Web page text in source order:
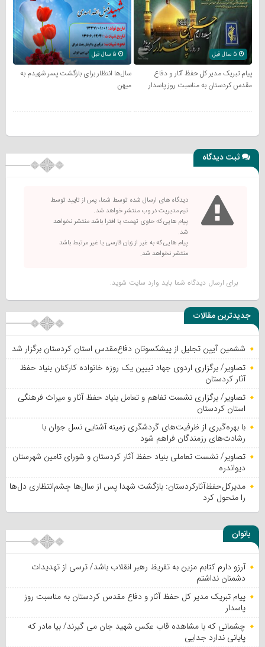
پیام تبریک مدیر کل حفظ آثار و دفاع
مقدس کردستان به مناسبت روز پاسدار
سال‌ها انتظار برای بازگشت پسر شهیدم به
میهن
ثبت دیدگاه
دیدگاه های ارسال شده توسط شما، پس از تایید توسط
تیم مدیریت در وب منتشر خواهد شد.
پیام هایی که حاوی تهمت یا افترا باشد منتشر نخواهد
شد.
پیام هایی که به غیر از زبان فارسی یا غیر مرتبط باشد
منتشر نخواهد شد.
برای ارسال دیدگاه شما باید وارد سایت شوید.
جدیدترین مقالات
ششمین آیین تجلیل از پیشکسوتان دفاع‌مقدس استان کردستان برگزار شد
تصاویر/ برگزاری اردوی جهاد تبیین یک روزه خانواده کارکنان بنیاد حفظ
آثار کردستان
تصاویر/ برگزاری نشست تفاهم و تعامل بنیاد حفظ آثار و میراث فرهنگی
استان کردستان
با بهره‌گیری از ظرفیت‌های گردشگری زمینه آشنایی نسل جوان با
رشادت‌های رزمندگان فراهم شود
تصاویر/ نشست تعاملی بنیاد حفظ آثار کردستان و شورای تامین شهرستان
دیواندره
مدیرکل‌حفظ‌آثارکردستان: بازگشت شهدا پس از سال‌ها چشم‌انتظاری دل‌ها
را متحول کرد
بانوان
آرزو دارم کتابم مزین به تقریظ رهبر انقلاب باشد/ ترسی از تهدیدات
دشمنان نداشتم
پیام تبریک مدیر کل حفظ آثار و دفاع مقدس کردستان به مناسبت روز
پاسدار
چشمانی که با مشاهده قاب عکس شهید جان می گیرند/ بیا مادر که
پایانی ندارد جدایی